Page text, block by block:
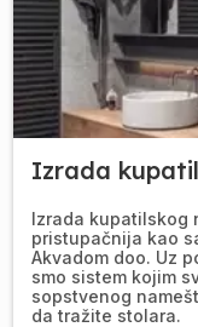
Izrada
Izrada kupatilskog
pristupačnija kao
Akvadom doo. Uz
smo sistem kojim
sopstvenog
da tražite stolara.